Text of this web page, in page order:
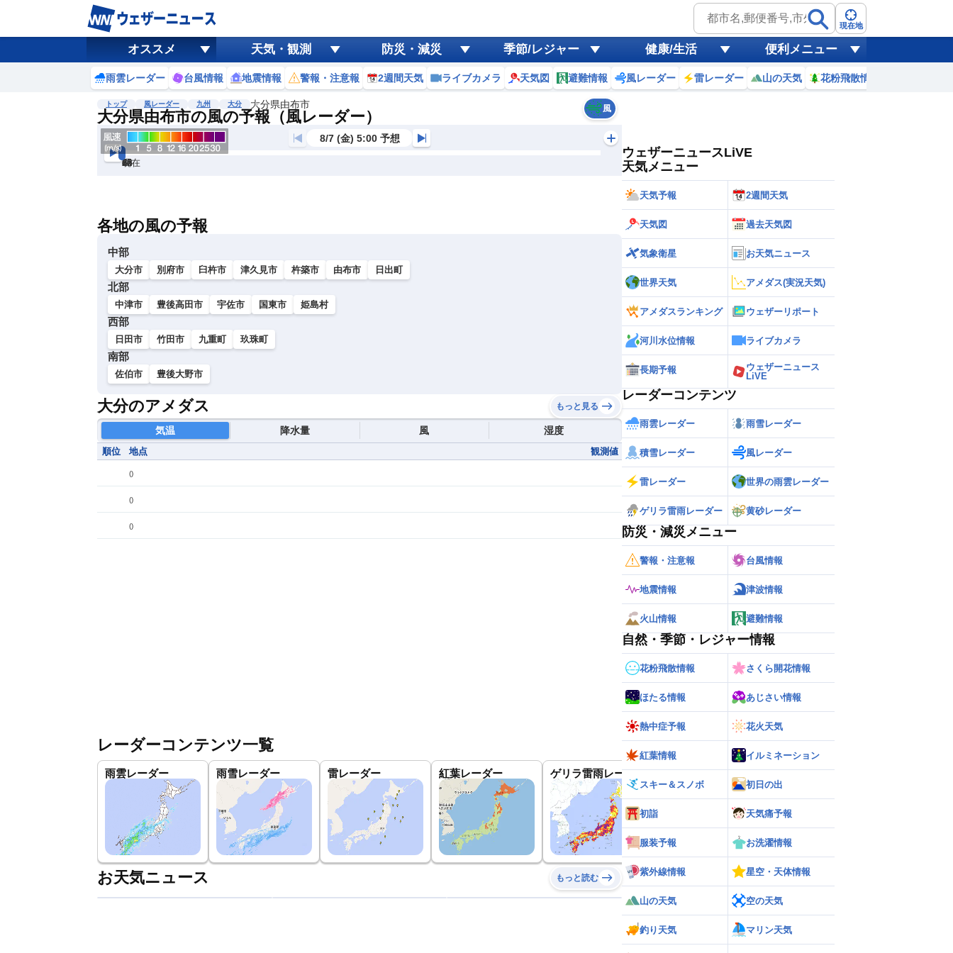
現在地
オススメ 天気・観測 防災・減災 季節/レジャー 健康/生活 便利メニュー
雨雲レーダー 台風情報 地震情報 警報・注意報 2週間天気 ライブカメラ 天気図 避難情報 風レーダー 雷レーダー 山の天気 花粉飛散情報
トップ 風レーダー 九州 大分 大分県由布市
大分県由布市の風の予報（風レーダー） 風
風
黄砂
天気 台風
8/7 (金) 5:00 予想
現在
6h
12
24
36
48
60
72
各地の風の予報
中部
大分市 別府市 臼杵市 津久見市 杵築市 由布市 日出町
北部
中津市 豊後高田市 宇佐市 国東市 姫島村
西部
日田市 竹田市 九重町 玖珠町
南部
佐伯市 豊後大野市
大分のアメダス もっと見る
気温 降水量 風 湿度
順位 地点 観測値
()
()
()
レーダーコンテンツ一覧
雨雲レーダー 雨雪レーダー 雷レーダー 紅葉レーダー ゲリラ雷雨レーダー 世界の雨雲レーダー
お天気ニュース もっと読む
ウェザーニュースLiVE
天気メニュー
天気予報 2週間天気
天気図 過去天気図
気象衛星 お天気ニュース
世界天気 アメダス(実況天気)
アメダスランキング ウェザーリポート
河川水位情報 ライブカメラ
長期予報
ウェザーニュース
LiVE
レーダーコンテンツ
雨雲レーダー 雨雪レーダー
積雪レーダー 風レーダー
雷レーダー 世界の雨雲レーダー
ゲリラ雷雨レーダー 黄砂レーダー
防災・減災メニュー
警報・注意報 台風情報
地震情報 津波情報
火山情報 避難情報
自然・季節・レジャー情報
花粉飛散情報 さくら開花情報
ほたる情報 あじさい情報
熱中症予報 花火天気
紅葉情報 イルミネーション
スキー＆スノボ 初日の出
初詣 天気痛予報
服装予報 お洗濯情報
紫外線情報 星空・天体情報
山の天気 空の天気
釣り天気 マリン天気